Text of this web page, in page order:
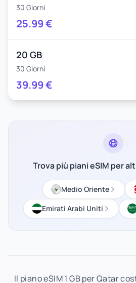
30 Giorni
25.99€
20 GB
30 Giorni
39.99€
Trova più piani eSIM per
Medio Oriente
Emirati Arabi Uniti
Il piano eSIM 1 GB per Qatar